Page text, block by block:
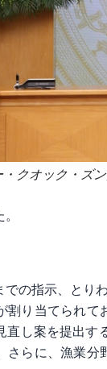
・クオック・ズ
での指示、と
割り当てられ
直し案を提出
さらに、漁業